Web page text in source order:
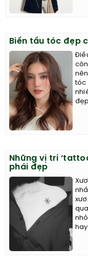
Biến tấu tóc đẹp
tóc
Những vị trí
phái đẹp